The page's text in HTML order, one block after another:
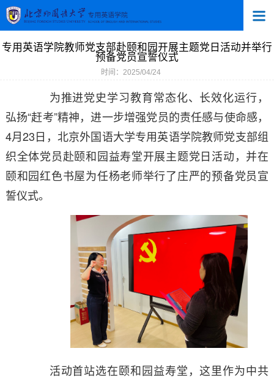
专用英语学院教师党支部赴颐和园开展主题党日活动并举行
预备党员宣誓仪式
时间：2025/04/24
为推进党史学习教育常态化、长效化运行，
弘扬“赶考”精神，进一步增强党员的责任感与使命感，
4月23日，北京外国语大学专用英语学院教师党支部组
织全体党员赴颐和园益寿堂开展主题党日活动，并在
颐和园红色书屋为任杨老师举行了庄严的预备党员宣
誓仪式。
活动首站选在颐和园益寿堂，这里作为中共